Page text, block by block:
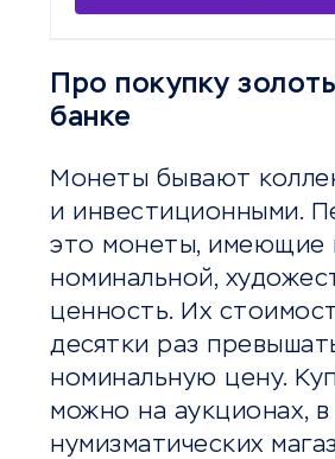
Про покупку
банке
Монеты бывают
и инвестиционными.
это монеты, имеющие
номинальной,
ценность. Их
десятки раз
номинальную цену.
можно на аукционах, в
нумизматических